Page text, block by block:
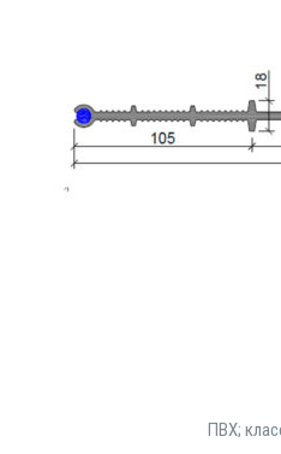
к типу
ПВХ;